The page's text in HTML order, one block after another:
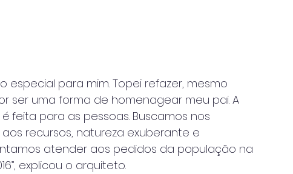
especial para mim. Topei refazer, mesmo
ser uma forma de homenagear meu pai. A
feita para as pessoas. Buscamos nos
recursos, natureza exuberante e
atender aos pedidos da população na
explicou o arquiteto.